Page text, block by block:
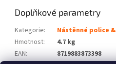
Doplňkové parametry
Kategorie:
Nástěnné police
Hmotnost:
4.7 kg
EAN:
8719883873398